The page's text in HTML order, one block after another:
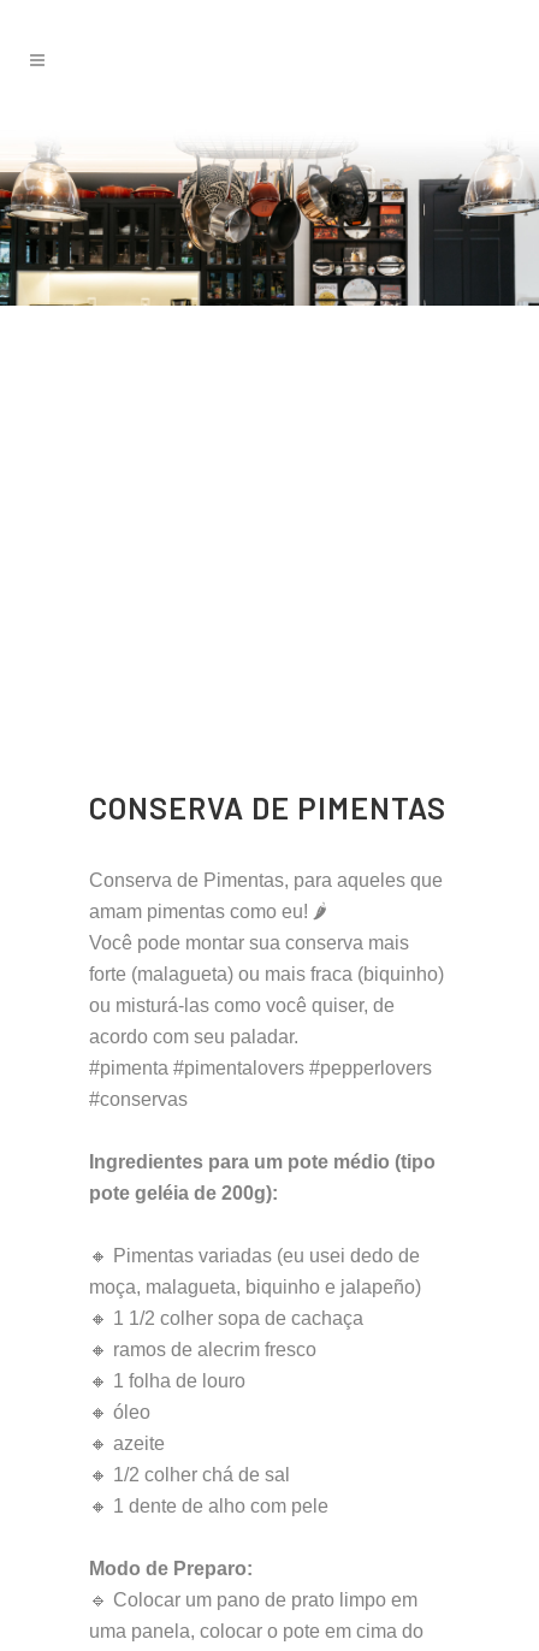
CONSERVA DE PIMENTAS
Conserva de Pimentas, para aqueles que
amam pimentas como eu! 🌶
Você pode montar sua conserva mais
forte (malagueta) ou mais fraca (biquinho)
ou misturá-las como você quiser, de
acordo com seu paladar.
#pimenta #pimentalovers #pepperlovers
#conservas
Ingredientes para um pote médio (tipo
pote geléia de 200g):
🔸 Pimentas variadas (eu usei dedo de
moça, malagueta, biquinho e jalapeño)
🔸 1 1/2 colher sopa de cachaça
🔸 ramos de alecrim fresco
🔸 1 folha de louro
🔸 óleo
🔸 azeite
🔸 1/2 colher chá de sal
🔸 1 dente de alho com pele
Modo de Preparo:
🔹 Colocar um pano de prato limpo em
uma panela, colocar o pote em cima do